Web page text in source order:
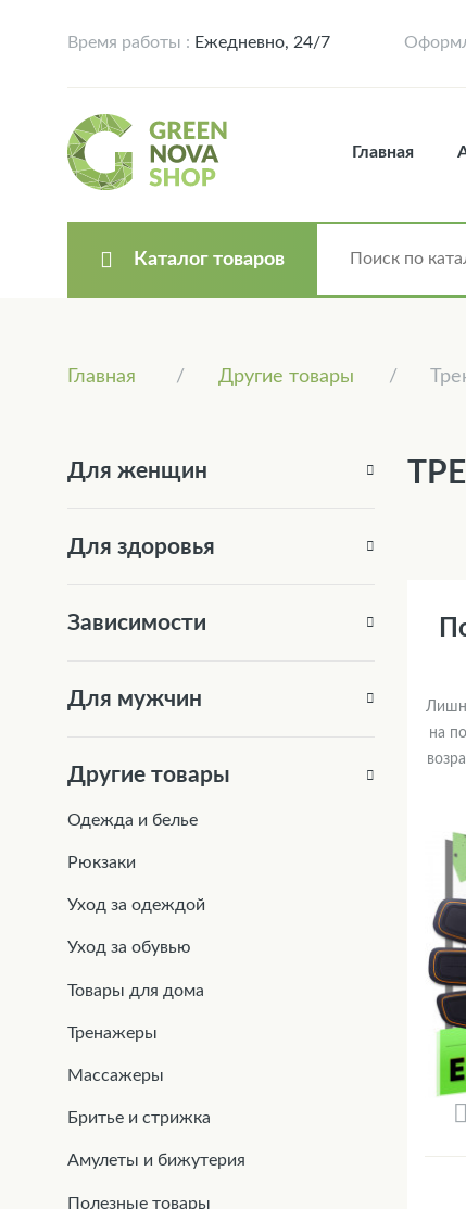
Время работы : Ежедневно, 24/7
Главная
Каталог товаров
Главная Другие товары
на
Для женщин
Для здоровья
Зависимости
Для мужчин
Другие товары
Одежда и белье
Рюкзаки
Уход за одеждой
Уход за обувью
Товары для дома
Тренажеры
Массажеры
Бритье и стрижка
Амулеты и бижутерия
Полезные товары